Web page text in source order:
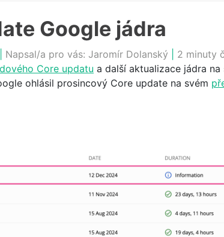
Google jádra
Napsal/a pro vás: Jaromír Dolanský
2 minuty
Core updatu a další aktualizace jádra na
ohlásil prosincový Core update na svém